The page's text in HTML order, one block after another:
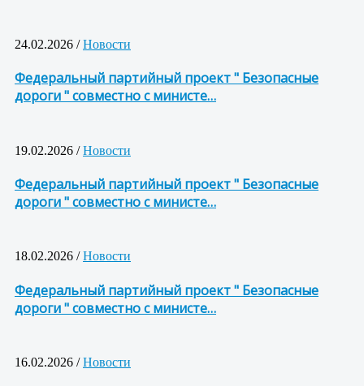
24.02.2026 /Новости
Федеральный партийный проект " Безопасные
дороги " совместно с министе…
19.02.2026 /Новости
Федеральный партийный проект " Безопасные
дороги " совместно с министе…
18.02.2026 /Новости
Федеральный партийный проект " Безопасные
дороги " совместно с министе…
16.02.2026 /Новости